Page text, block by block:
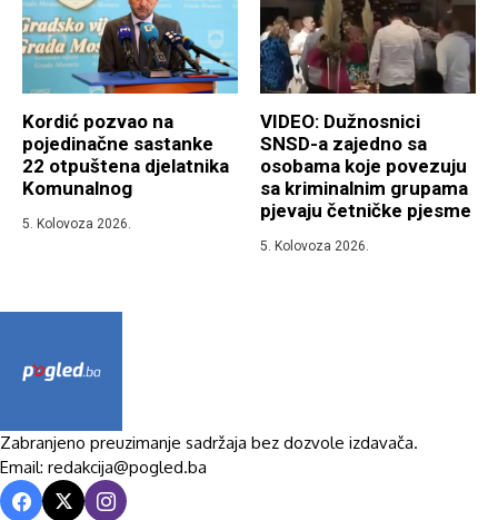
Kordić pozvao na
pojedinačne sastanke
22 otpuštena djelatnika
Komunalnog
5. Kolovoza 2026.
VIDEO: Dužnosnici
SNSD-a zajedno sa
osobama koje povezuju
sa kriminalnim grupama
pjevaju četničke pjesme
5. Kolovoza 2026.
Zabranjeno preuzimanje sadržaja bez dozvole izdavača.
Email: redakcija@pogled.ba